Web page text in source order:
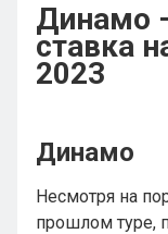
Динамо
ставка
2023
Динамо
Несмотря на
прошлом туре,